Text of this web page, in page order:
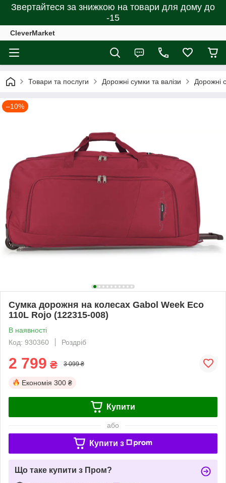
Звертайтеся за знижкою на товари для дому до
-15
CleverMarket
Товари та послуги Дорожні сумки та валізи Дорожні
–10%
Сумка дорожня на колесах Gabol Week Eco
110L Rojo (122315-008)
В наявності
Код: 930360
Роздріб
2 799 ₴ 3 099 ₴
Економія 300 ₴
Купити
або
Купити з
Що таке купити з Пром?